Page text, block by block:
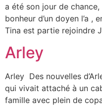
a été son jour de
bonheur d’un doyen l’a ,
Tina est partie rejoindre
Arley
Arley Des nouvelles
qui vivait attaché à un
famille avec plein de